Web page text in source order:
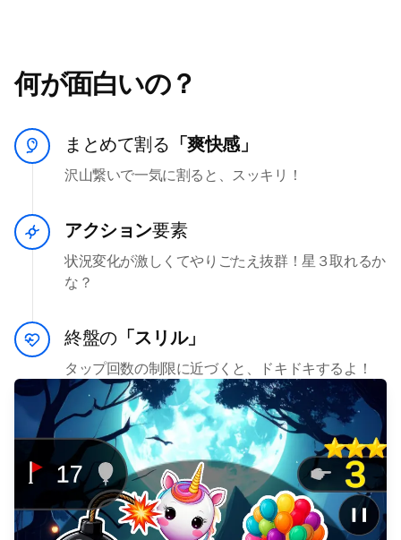
何が面白いの？
まとめて割る 「爽快感」
沢山繋いで一気に割ると、スッキリ！
アクション要素
状況変化が激しくてやりごたえ抜群！星３取れるか
な？
終盤の 「スリル」
タップ回数の制限に近づくと、ドキドキするよ！